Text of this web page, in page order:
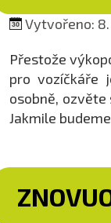
Vytvořeno: 8.
Přestože
pro vozíčkáře
osobně,
Jakmile